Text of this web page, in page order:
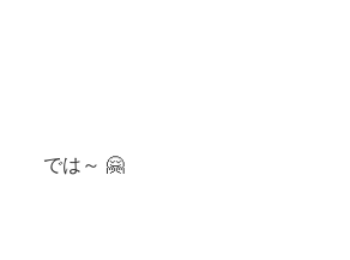
では～ 🤗